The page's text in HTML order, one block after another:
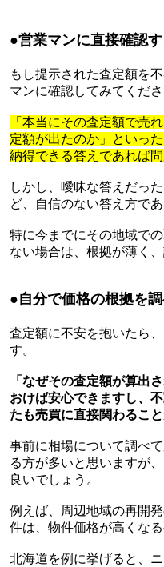
●営業マンに直接確認
もし提示された査定額を
マンに確認してみてくださ
「本当にその査定額で売
定額が出たのか」といっ
納得できる答えであれば問
しかし、曖昧な答えだっ
ど、自信のない答え方で
特に今までにその地域で
ない場合は、根拠が薄く
●自分で価格の根拠を
査定額に不安を抱いたら
す。
「なぜその査定額が算出
おけば安心できますし、
たも売買に直接関わること
事前に相場について調べ
る方が多いと思いますが
良いでしょう。
例えば、周辺地域の再開
件は、物件価格が高くな
北海道を例に挙げると、